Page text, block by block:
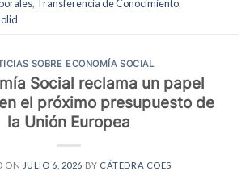
, Transferencia de Conocimiento,
SOBRE ECONOMÍA SOCIAL
Social reclama un papel
el próximo presupuesto de
la Unión Europea
ON JULIO 6, 2026 BY CÁTEDRA COES